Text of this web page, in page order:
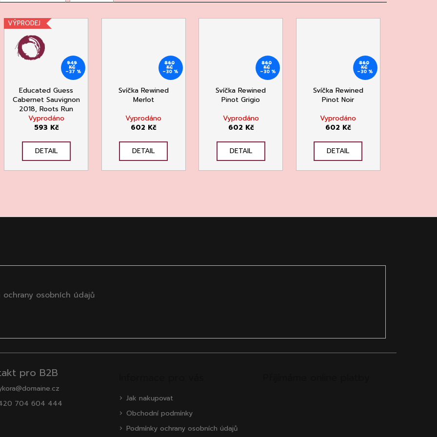
VÝPRODEJ
949
KČ
–37 %
Educated Guess
Cabernet Sauvignon
2018, Roots Run
Deep
Vyprodáno
593 Kč
DETAIL
860
KČ
–30 %
Svíčka Rewined
Merlot
Vyprodáno
602 Kč
DETAIL
860
KČ
–30 %
Svíčka Rewined
Pinot Grigio
Vyprodáno
602 Kč
DETAIL
860
KČ
–30 %
Svíčka Rewined
Pinot Noir
Vyprodáno
602 Kč
DETAIL
ochrany osobních údajů
pro B2B
704 604 444
Jak nakupovat
Obchodní podmínky
Podmínky ochrany osobních údajů